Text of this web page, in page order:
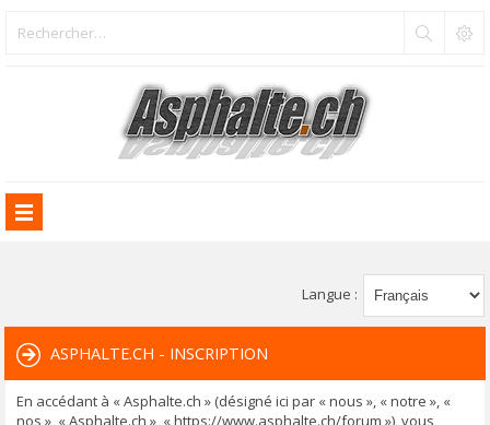
Langue :
ASPHALTE.CH - INSCRIPTION
En accédant à « Asphalte.ch » (désigné ici par « nous », « notre », «
nos », « Asphalte.ch », « https://www.asphalte.ch/forum »), vous